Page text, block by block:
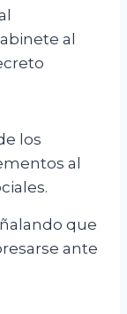
al
los
al
que
ante